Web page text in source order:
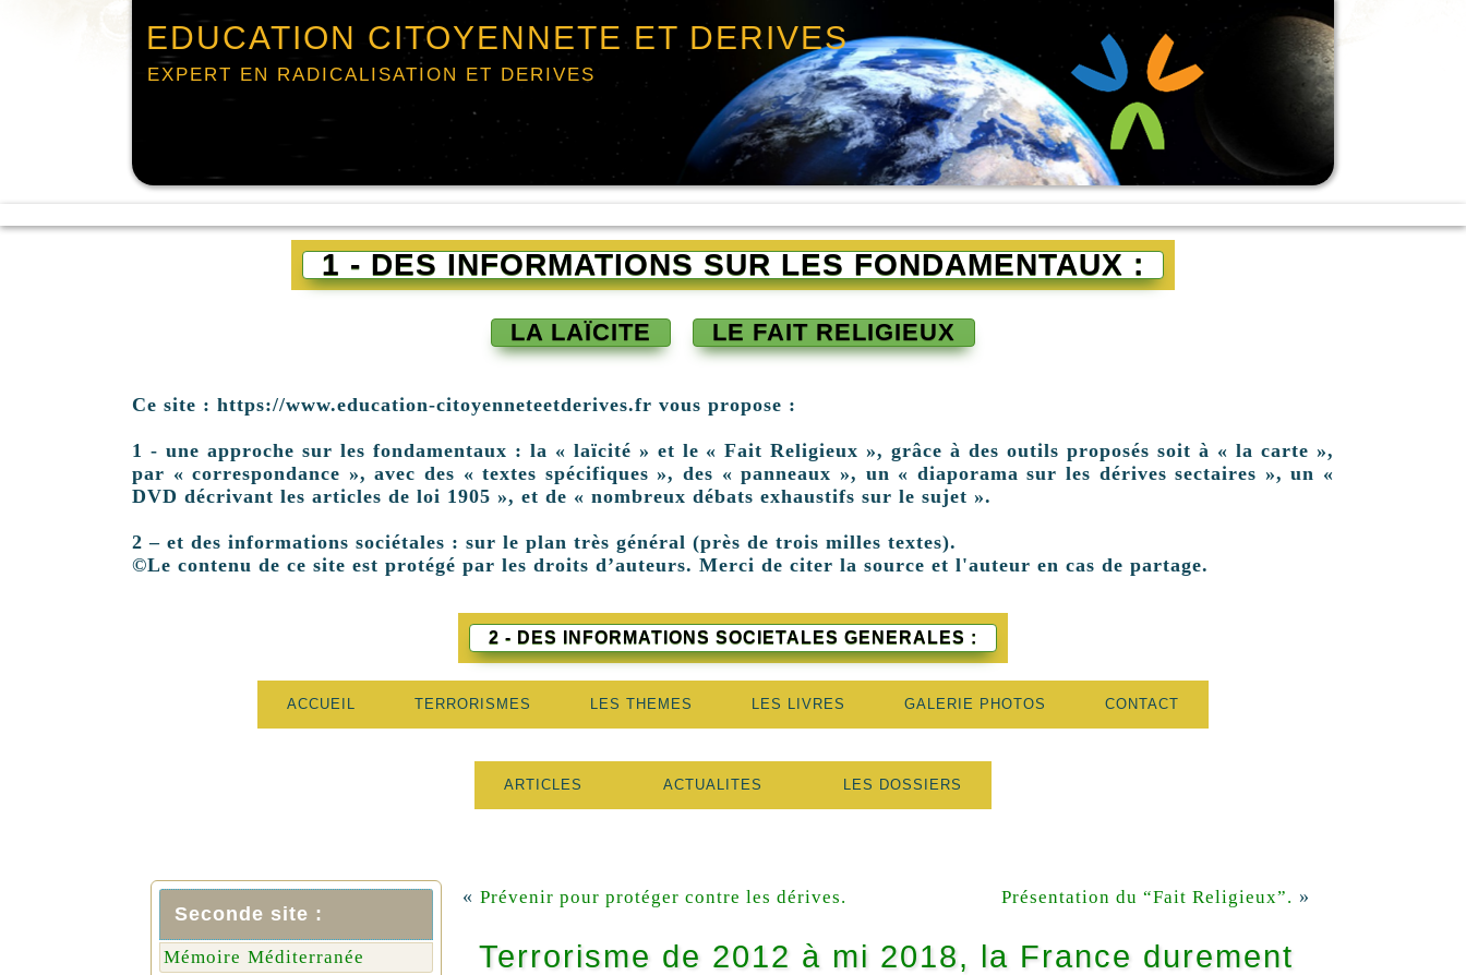
EDUCATION CITOYENNETE ET DERIVES
EXPERT EN RADICALISATION ET DERIVES
1 - DES INFORMATIONS SUR LES FONDAMENTAUX :
LA LAÏCITE LE FAIT RELIGIEUX
Ce site : https://www.education-citoyenneteetderives.fr vous propose :
1 - une approche sur les fondamentaux : la « laïcité » et le « Fait Religieux », grâce à des outils proposés soit à « la carte »,
par « correspondance », avec des « textes spécifiques », des « panneaux », un « diaporama sur les dérives sectaires », un «
DVD décrivant les articles de loi 1905 », et de « nombreux débats exhaustifs sur le sujet ».
2 – et des informations sociétales : sur le plan très général (près de trois milles textes).
©Le contenu de ce site est protégé par les droits d’auteurs. Merci de citer la source et l'auteur en cas de partage.
2 - DES INFORMATIONS SOCIETALES GENERALES :
ACCUEIL TERRORISMES LES THEMES LES LIVRES GALERIE PHOTOS CONTACT
ARTICLES ACTUALITES LES DOSSIERS
Seconde site :
Mémoire Méditerranée
« Prévenir pour protéger contre les dérives. Présentation du “Fait Religieux”. »
Terrorisme de 2012 à mi 2018, la France durement